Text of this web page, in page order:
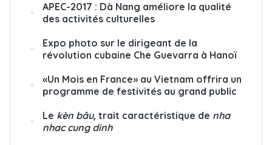
APEC-2017 : Dà Nang améliore la qualité
des activités culturelles
Expo photo sur le dirigeant de la
révolution cubaine Che Guevarra à Hanoï
«Un Mois en France» au Vietnam offrira un
programme de festivités au grand public
Le kèn bâu, trait caractéristique de nha
nhac cung dinh